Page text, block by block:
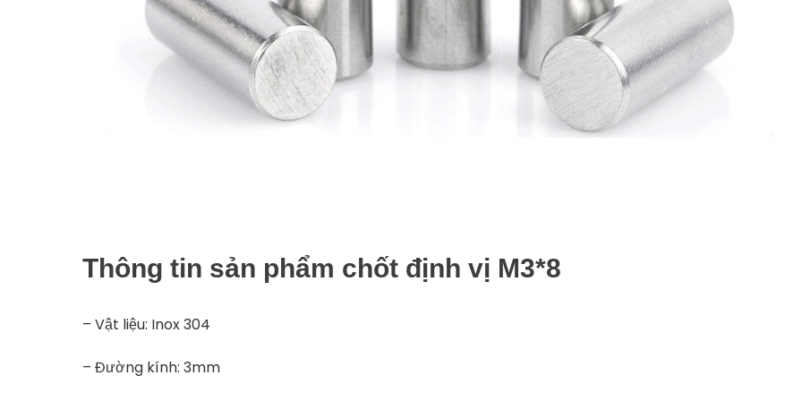
Thông tin sản phẩm chốt định vị M3*8
– Vật liệu: Inox 304
– Đường kính: 3mm